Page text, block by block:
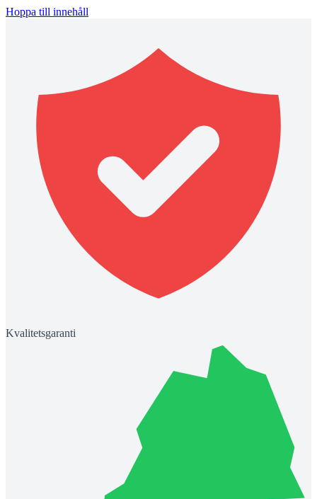
Hoppa till innehåll
Kvalitetsgaranti